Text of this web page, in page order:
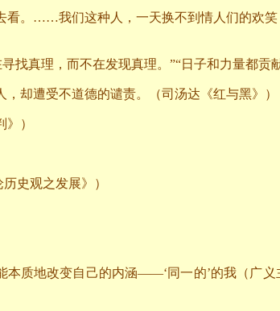
。……我们这种人，一天换不到情人们的欢
找真理，而不在发现真理。”“日子和力量都贡
却遭受不道德的谴责。（司汤达《红与黑》）
）
史观之发展》）
质地改变自己的内涵——‘同一的’的我（广